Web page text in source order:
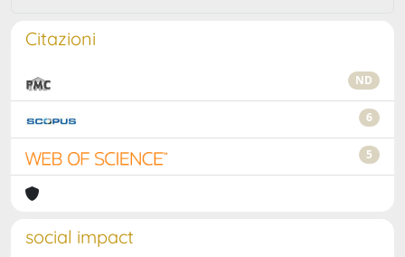
Citazioni
ND
6
5
social impact